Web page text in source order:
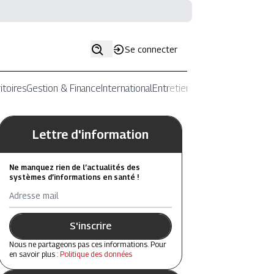
Se connecter
Gestion & FinanceInternationalEntretiens
Lettre d'information
Ne manquez rien de l’actualités des
systèmes d’informations en santé !
Adresse mail
S'inscrire
Nous ne partageons pas ces informations. Pour
en savoir plus : Politique des données